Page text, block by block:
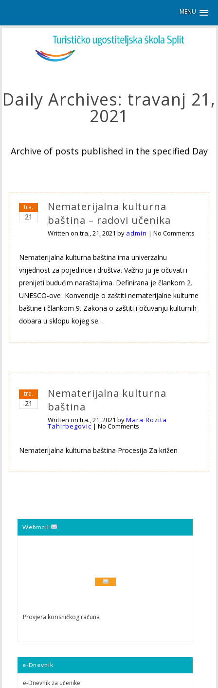
MENU
Daily Archives: travanj 21,
2021
Archive of posts published in the specified Day
tra.
21
Nematerijalna kulturna
baština – radovi učenika
Written ontra., 21, 2021 by admin |No Comments
Nematerijalna kulturna baština ima univerzalnu
vrijednost za pojedince i društva. Važno ju je očuvati i
prenijeti budućim naraštajima. Definirana je člankom 2.
UNESCO-ove Konvencije o zaštiti nematerijalne kulturne
baštine i člankom 9. Zakona o zaštiti i očuvanju kulturnih
dobara u sklopu kojeg se…
tra.
21
Nematerijalna kulturna
baština
Written ontra., 21, 2021 byMara Rozita
Tahirbegovic |No Comments
Nematerijalna kulturna baština Procesija Za križen
Webmail
Provjera korisničkog računa
e-Dnevnik
e-Dnevnik za učenike